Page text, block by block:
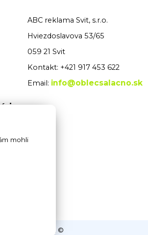
ABC reklama Svit, s.r.o.
Hviezdoslavova 53/65
059 21 Svit
Kontakt: +421 917 453 622
Email: info@oblecsalacno.sk
©
mohli